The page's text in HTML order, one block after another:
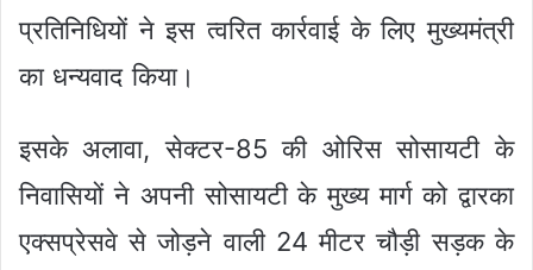
प्रतिनिधियों ने इस त्वरित कार्रवाई के लिए मुख्यमंत्री
का धन्यवाद किया।
इसके अलावा, सेक्टर-85 की ओरिस सोसायटी के
निवासियों ने अपनी सोसायटी के मुख्य मार्ग को द्वारका
एक्सप्रेसवे से जोड़ने वाली 24 मीटर चौड़ी सड़क के